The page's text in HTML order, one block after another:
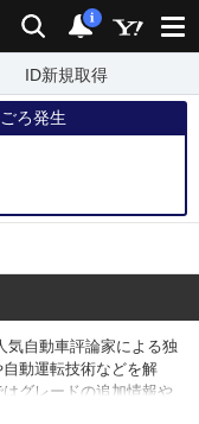
検索 通知
i
ID新規取得
ろ発生
気自動車評論家による独
動運転技術などを解
グレードの追加情報や
新ニュースや海外のモ